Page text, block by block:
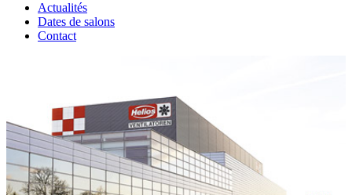
Actualités
Dates de salons
Contact